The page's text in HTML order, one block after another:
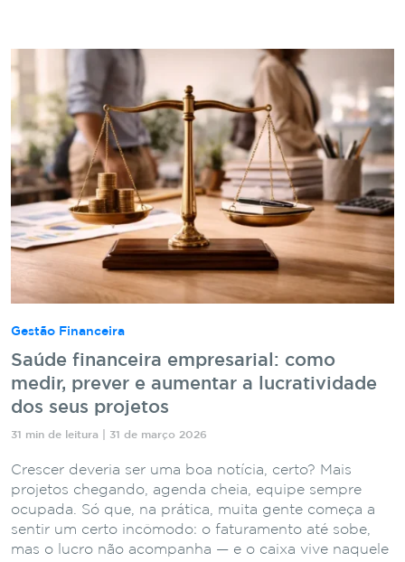
Gestão Financeira
Saúde financeira empresarial: como
medir, prever e aumentar a lucratividade
dos seus projetos
31 min de leitura | 31 de março 2026
Crescer deveria ser uma boa notícia, certo? Mais
projetos chegando, agenda cheia, equipe sempre
ocupada. Só que, na prática, muita gente começa a
sentir um certo incômodo: o faturamento até sobe,
mas o lucro não acompanha — e o caixa vive naquele